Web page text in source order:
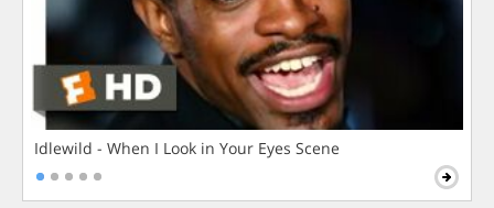
Idlewild - When I Look in Your Eyes Scene